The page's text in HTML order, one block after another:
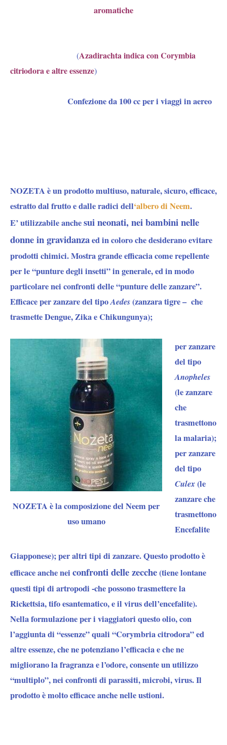
aromatiche
(Azadirachta indica con Corymbia
citriodora e altre essenze)
Confezione da 100 cc per i viaggi in aereo
NOZETAè un prodotto multiuso, naturale, sicuro, efficace,
estratto dal frutto e dalle radici dell‘albero di Neem.
E’ utilizzabile anchesui neonati, nei bambini nelle
donne in gravidanzaed in coloro che desiderano evitare
prodotti chimici. Mostra grande efficacia come repellente
per le “punture degli insetti” in generale, ed in modo
particolare nei confronti delle“punture delle zanzare”.
Efficace perzanzare del tipoAedes(zanzara tigre– che
trasmette Dengue, Zika e Chikungunya);
NOZETAè la composizione del Neem per
uso umano
perzanzare
del tipo
Anopheles
(le zanzare
che
trasmettono
la malaria);
perzanzare
del tipo
Culex(le
zanzare che
trasmettono
Encefalite
Giapponese); per altri tipi di zanzare. Questo prodotto è
efficace anche nei confronti delle zecche(tiene lontane
questi tipi di artropodi -che possono trasmettere la
Rickettsia,tifo esantematico, e il virus dell’encefalite).
Nella formulazione per i viaggiatori questo olio, con
l’aggiunta di “essenze”quali “Corymbria citrodora” ed
altre essenze, che ne potenziano l’efficacia e che ne
migliorano la fragranza e l’odore, consente un utilizzo
“multiplo”, nei confronti di parassiti, microbi, virus. Il
prodotto è molto efficace anche nelle ustioni.